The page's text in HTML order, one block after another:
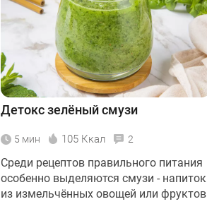
Детокс зелёный смузи
5 мин 105 Ккал 2
Среди рецептов правильного питания
особенно выделяются смузи - напиток
из измельчённых овощей или фруктов